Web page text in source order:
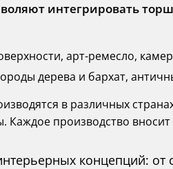
интегрировать
арт-ремесло,
дерева и бархат,
в различных
Каждое производство
концепций: от